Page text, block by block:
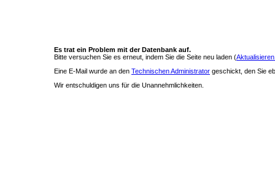
Es trat ein Problem mit der Datenbank auf.
Bitte versuchen Sie es erneut, indem Sie die Seite neu laden (
Eine E-Mail wurde an den Technischen Administrator geschickt, den Sie
Wir entschuldigen uns für die Unannehmlichkeiten.